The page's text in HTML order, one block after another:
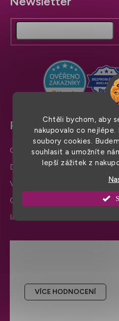
Chtěli bychom, aby
nakupovalo co
soubory cookies.
souhlasit a umožníte
lepší zážitek z
á
a
VÍCE HODNOCENÍ
Pro snadný nákup
Obchodní podmínky
Doprava a platba
Výměna zboží a reklamace
Ochrana osobních údajů
Informace a nastavení cookies